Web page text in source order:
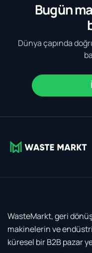
Bugün
Dünya çapında
WasteMarkt, geri
makinelerin ve
küresel bir B2B pazar